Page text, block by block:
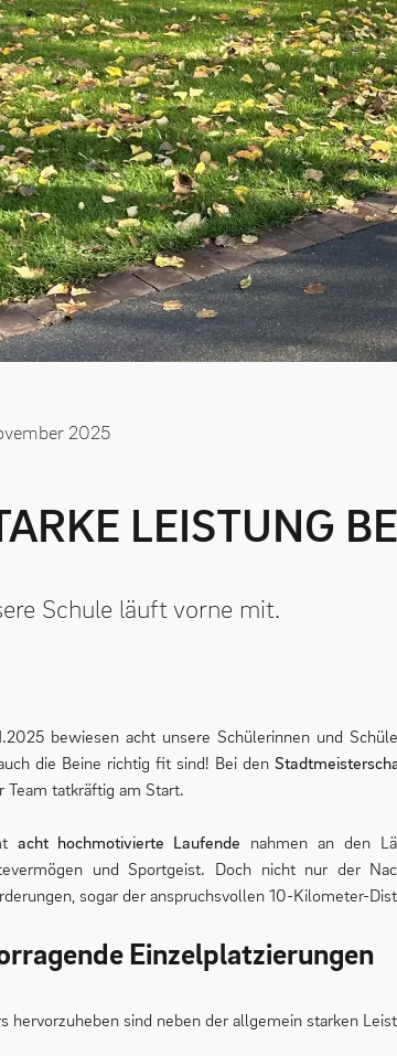
2025
LEISTUNG
Schule läuft vorne mit.
bewiesen acht unsere Schülerinnen und
die Beine richtig fit sind! Bei den
Team tatkräftig am Start.
acht hochmotivierte Laufende nahmen an den
und Sportgeist. Doch nicht nur der
sogar der anspruchsvollen 10-Kilometer-
Einzelplatzierungen
hervorzuheben sind neben der allgemein starken